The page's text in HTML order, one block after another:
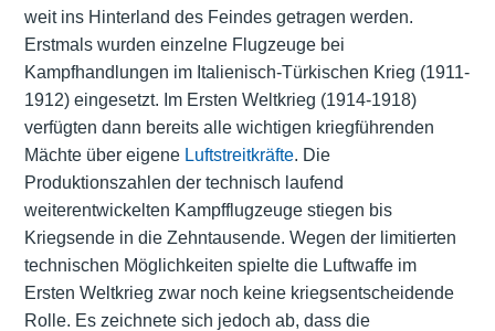
weit ins Hinterland des Feindes getragen werden.
Erstmals wurden einzelne Flugzeuge bei
Kampfhandlungen im Italienisch-Türkischen Krieg (1911-
1912) eingesetzt. Im Ersten Weltkrieg (1914-1918)
verfügten dann bereits alle wichtigen kriegführenden
Mächte über eigene Luftstreitkräfte. Die
Produktionszahlen der technisch laufend
weiterentwickelten Kampfflugzeuge stiegen bis
Kriegsende in die Zehntausende. Wegen der limitierten
technischen Möglichkeiten spielte die Luftwaffe im
Ersten Weltkrieg zwar noch keine kriegsentscheidende
Rolle. Es zeichnete sich jedoch ab, dass die